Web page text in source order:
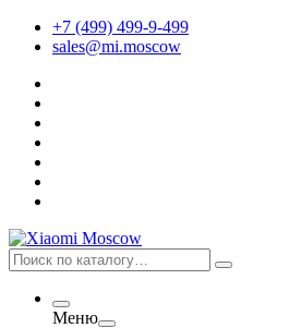
+7 (499) 499-9-499
sales@mi.moscow
Меню